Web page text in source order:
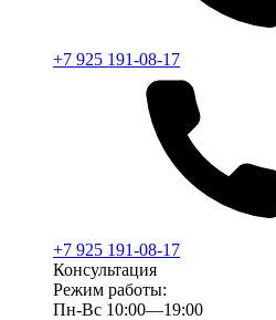
+7 925 191-08-17
+7 925 191-08-17
Консультация
Режим работы:
Пн-Вс 10:00—19:00